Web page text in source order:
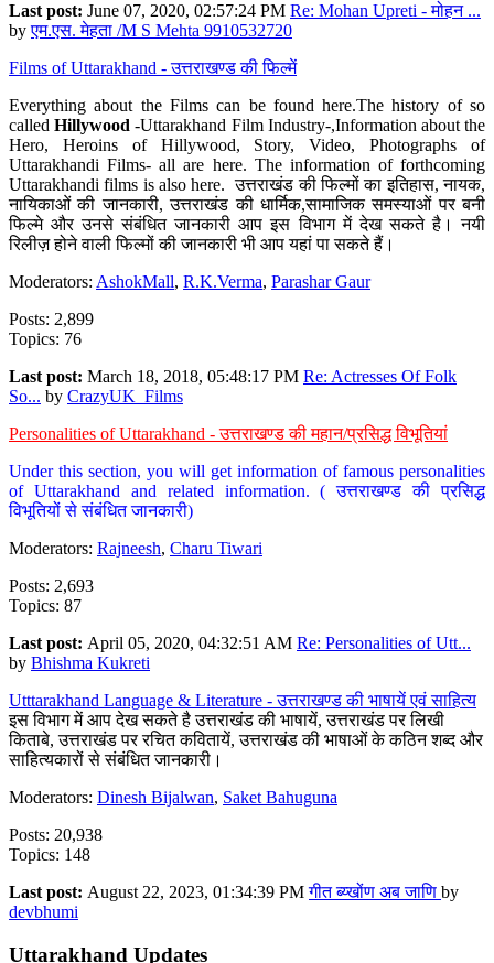
Last post: June 07, 2020, 02:57:24 PM Re: Mohan Upreti - मोहन ...
byएम.एस. मेहता /M S Mehta 9910532720
Films of Uttarakhand - उत्तराखण्ड की फिल्में
Everything about the Films can be found here.The history of so
calledHillywood-Uttarakhand Film Industry-,Information about the
Hero, Heroins of Hillywood, Story, Video, Photographs of
Uttarakhandi Films- all are here. The information of forthcoming
Uttarakhandi films is also here. उत्तराखंड की फिल्मों का इतिहास, नायक,
नायिकाओं की जानकारी, उत्तराखंड की धार्मिक,सामाजिक समस्याओं पर बनी
फिल्मे और उनसे संबंधित जानकारी आप इस विभाग में देख सकते है। नयी
रिलीज़ होने वाली फिल्मों की जानकारी भी आप यहां पा सकते हैं।
Moderators: AshokMall, R.K.Verma, Parashar Gaur
Posts: 2,899
Topics: 76
Last post: March 18, 2018, 05:48:17 PM Re: Actresses Of Folk
So... by CrazyUK_Films
Personalities of Uttarakhand - उत्तराखण्ड की महान/प्रसिद्ध विभूतियां
Under this section, you will get information of famous personalities
of Uttarakhand and related information. ( उत्तराखण्ड की प्रसिद्ध
विभूतियों से संबंधित जानकारी)
Moderators: Rajneesh, Charu Tiwari
Posts: 2,693
Topics: 87
Last post: April 05, 2020, 04:32:51 AM Re: Personalities of Utt...
by Bhishma Kukreti
Utttarakhand Language & Literature - उत्तराखण्ड की भाषायें एवं साहित्य
इस विभाग में आप देख सकते है उत्तराखंड की भाषायें, उत्तराखंड पर लिखी
किताबे, उत्तराखंड पर रचित कवितायें, उत्तराखंड की भाषाओं के कठिन शब्द और
साहित्यकारों से संबंधित जानकारी।
Moderators: Dinesh Bijalwan, Saket Bahuguna
Posts: 20,938
Topics: 148
Last post: August 22, 2023, 01:34:39 PMगीत ब्य्खोंण अब जाणि by
devbhumi
Uttarakhand Updates